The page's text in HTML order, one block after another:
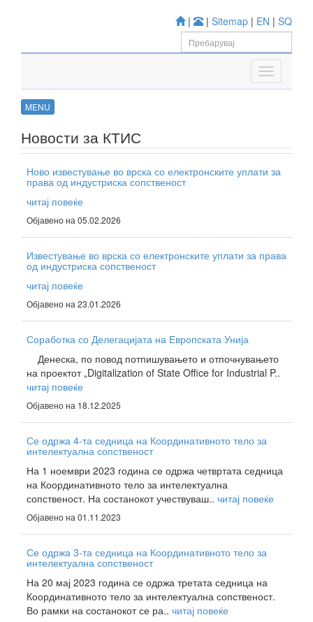
| | Sitemap | EN | SQ
MENU
Новости за КТИС
Ново известување во врска со електронските уплати за
права од индустриска сопственост
читај повеќе
Објавено на 05.02.2026
Известување во врска со електронските уплати за права
од индустриска сопственост
читај повеќе
Објавено на 23.01.2026
Соработка со Делегацијата на Европската Унија
Денеска, по повод потпишувањето и отпочнувањето
на проектот „Digitalization of State Office for Industrial P..
читај повеќе
Објавено на 18.12.2025
Се одржа 4-та седница на Координативното тело за
интелектуална сопственост
На 1 ноември 2023 година се одржа четвртата седница
на Координативното тело за интелектуална
сопственост. На состанокот учествуваш.. читај повеќе
Објавено на 01.11.2023
Се одржа 3-та седница на Координативното тело за
интелектуална сопственост
На 20 мај 2023 година се одржа третата седница на
Координативното тело за интелектуална сопственост.
Во рамки на состанокот се ра.. читај повеќе